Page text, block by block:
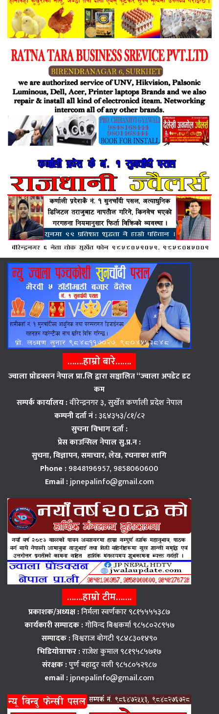
…….हाम्राे बारे…….
ज्वाला प्राेडक्सन नेपाल प्रा.लि द्वारा सञ्चालित “ज्वाला अपडेट डट
कम
सम्पर्क कार्यालय :वीरेन्द्रनगर ३, सुर्खेत कर्णाली प्रदेश नेपाल
कम्पनी दर्ता नं :३६४३५३/८१/८२
सुचना विभाग दर्ता :
प्रेस काउन्सिल नेपाल सु.प्र.न :
सुचना, विज्ञापन,समाचार, लेख, रचनाका लागि
Phone :9848196957, 9858060600
Email :jpnepalinfo@gmail.com
…….हाम्रो टीम…….
प्रकाशक/अध्यक्ष :निर्मला स्वर्णकार ९८१५५५५३८७
कार्यकारी सम्पादक :गोविन्द बिश्वकर्मा ९८५८०२८९५७
सम्पादक :विश्वराज बाेगटी ९८४८३०१४९०
भिडियोग्राफर :राजेश कुमाल ९८१९५८५७१७
संरक्षक :पुर्ण बहादुर वली ९८५८०५२९८७
email :jpnepalinfo@gmail.com